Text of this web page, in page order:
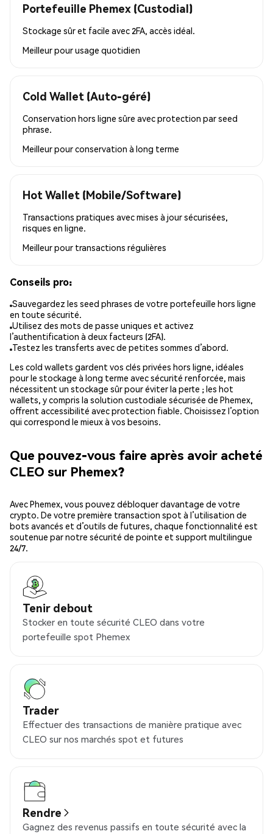
Portefeuille Phemex (Custodial)
Stockage sûr et facile avec 2FA, accès idéal.
Meilleur pourusage quotidien
Cold Wallet (Auto-géré)
Conservation hors ligne sûre avec protection par seed
phrase.
Meilleur pourconservation à long terme
Hot Wallet (Mobile/Software)
Transactions pratiques avec mises à jour sécurisées,
risques en ligne.
Meilleur pour transactions régulières
Conseils pro:
Sauvegardez les seed phrases de votre portefeuille hors ligne
en toute sécurité.
Utilisez des mots de passe uniques et activez
l’authentification à deux facteurs (2FA).
Testez les transferts avec de petites sommes d’abord.
Les cold wallets gardent vos clés privées hors ligne, idéales
pour le stockage à long terme avec sécurité renforcée, mais
nécessitent un stockage sûr pour éviter la perte ; les hot
wallets, y compris la solution custodiale sécurisée de Phemex,
offrent accessibilité avec protection fiable. Choisissez l’option
qui correspond le mieux à vos besoins.
Que pouvez-vous faire après avoir acheté
CLEO sur Phemex?
Avec Phemex, vous pouvez débloquer davantage de votre
crypto. De votre première transaction spot à l’utilisation de
bots avancés et d’outils de futures, chaque fonctionnalité est
soutenue par notre sécurité de pointe et support multilingue
24/7.
Tenir debout
Stocker en toute sécurité CLEO dans votre
portefeuille spot Phemex
Trader
Effectuer des transactions de manière pratique avec
CLEO sur nos marchés spot et futures
Rendre
Gagnez des revenus passifs en toute sécurité avec la